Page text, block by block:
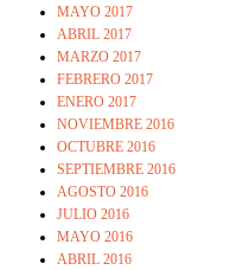
MAYO 2017
ABRIL 2017
MARZO 2017
FEBRERO 2017
ENERO 2017
NOVIEMBRE 2016
OCTUBRE 2016
SEPTIEMBRE 2016
AGOSTO 2016
JULIO 2016
MAYO 2016
ABRIL 2016